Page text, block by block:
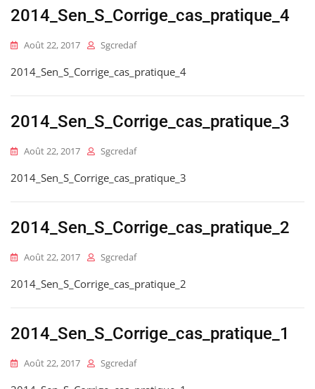
2014_Sen_S_Corrige_cas_pratique_4
Août 22, 2017 Sgcredaf
2014_Sen_S_Corrige_cas_pratique_4
2014_Sen_S_Corrige_cas_pratique_3
Août 22, 2017 Sgcredaf
2014_Sen_S_Corrige_cas_pratique_3
2014_Sen_S_Corrige_cas_pratique_2
Août 22, 2017 Sgcredaf
2014_Sen_S_Corrige_cas_pratique_2
2014_Sen_S_Corrige_cas_pratique_1
Août 22, 2017 Sgcredaf